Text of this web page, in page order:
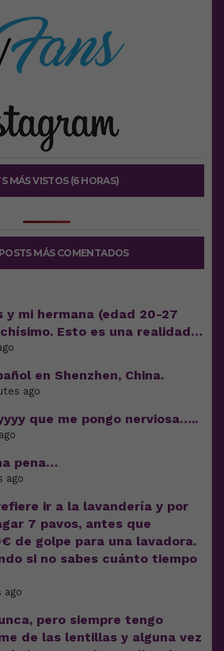
MÁS VISTOS (6 HORAS)
MÁS COMENTADOS
y mi hermana (edad 20-27
Esto es una realidad…
en Shenzhen, China.
ago
que me pongo nerviosa…..
pena…
ago
ir a la lavandería y por
7 pavos, antes que
de golpe para una lavadora.
si no sabes cuánto tiempo
ago
pero siempre tengo
de las lentillas y alguna vez